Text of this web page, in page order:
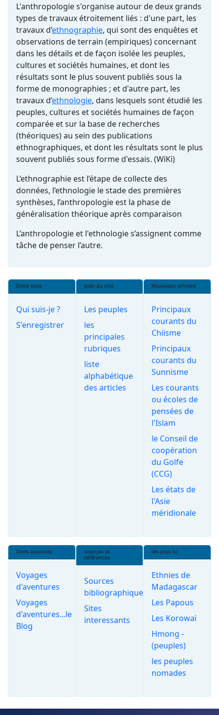
L'anthropologie s'organise autour de deux grands
types de travaux étroitement liés : d'une part, les
travaux d’ethnographie, qui sont des enquêtes et
observations de terrain (empiriques) concernant
dans les détails et de façon isolée les peuples,
cultures et sociétés humaines, et dont les
résultats sont le plus souvent publiés sous la
forme de monographies ; et d'autre part, les
travaux d’ethnologie, dans lesquels sont étudié les
peuples, cultures et sociétés humaines de façon
comparée et sur la base de recherches
(théoriques) au sein des publications
ethnographiques, et dont les résultats sont le plus
souvent publiés sous forme d'essais. (WiKi)
L’ethnographie est l’étape de collecte des
données, l’ethnologie le stade des premières
synthèses, l’anthropologie est la phase de
généralisation théorique après comparaison
L’anthropologie et l'ethnologie s’assignent comme
tâche de penser l’autre.
Entre nous
Qui suis-je ?
S'enregistrer
plan du site
Les peuples
les
principales
rubriques
liste
alphabétique
des articles
Nouveaux articles
Principaux
courants du
Chiisme
Principaux
courants du
Sunnisme
Les courants
ou écoles de
pensées de
l'Islam
le Conseil de
coopération
du Golfe
(CCG)
Les états de
l'Asie
méridionale
Sites associés
Voyages
d'aventures
Voyages
d'aventures...le
Blog
sources et
références
Sources
bibliographiques
Sites
interessants
les plus lu
Ethnies de
Madagascar
Les Papous
Les Korowai
Hmong -
(peuples)
les peuples
nomades